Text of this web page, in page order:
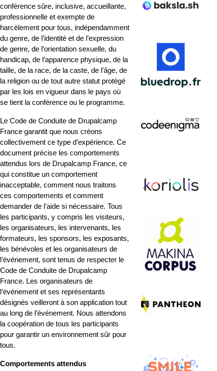
conférence sûre, inclusive, accueillante,
professionnelle et exempte de
harcèlement pour tous, indépendamment
du genre, de l’identité et de l’expression
de genre, de l’orientation sexuelle, du
handicap, de l’apparence physique, de la
taille, de la race, de la caste, de l’âge, de
la religion ou de tout autre statut protégé
par les lois en vigueur dans le pays où
se tient la conférence ou le programme.
Le Code de Conduite de Drupalcamp
France garantit que nous créons
collectivement ce type d’expérience. Ce
document précise les comportements
attendus lors de Drupalcamp France, ce
qui constitue un comportement
inacceptable, comment nous traitons
ces comportements et comment
demander de l’aide si nécessaire. Tous
les participants, y compris les visiteurs,
les organisateurs, les intervenants, les
formateurs, les sponsors, les exposants,
les bénévoles et les organisateurs de
l’événement, sont tenus de respecter le
Code de Conduite de Drupalcamp
France. Les organisateurs de
l’événement et ses représentants
désignés veilleront à son application tout
au long de l’événement. Nous attendons
la coopération de tous les participants
pour garantir un environnement sûr pour
tous.
Comportements attendus